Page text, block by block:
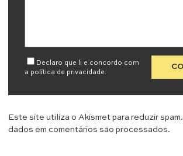
Declaro que li e concordo com
a política de privacidade.
Este site utiliza o Akismet para reduzir spam.
dados em comentários são processados.